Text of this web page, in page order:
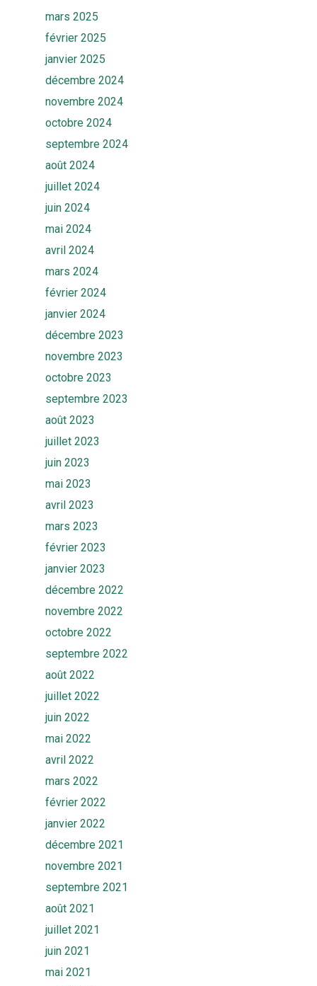
mars 2025
février 2025
janvier 2025
décembre 2024
novembre 2024
octobre 2024
septembre 2024
août 2024
juillet 2024
juin 2024
mai 2024
avril 2024
mars 2024
février 2024
janvier 2024
décembre 2023
novembre 2023
octobre 2023
septembre 2023
août 2023
juillet 2023
juin 2023
mai 2023
avril 2023
mars 2023
février 2023
janvier 2023
décembre 2022
novembre 2022
octobre 2022
septembre 2022
août 2022
juillet 2022
juin 2022
mai 2022
avril 2022
mars 2022
février 2022
janvier 2022
décembre 2021
novembre 2021
septembre 2021
août 2021
juillet 2021
juin 2021
mai 2021